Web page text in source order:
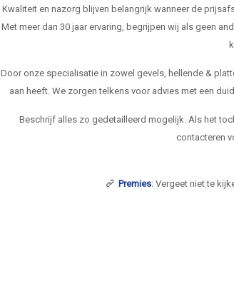
Kwaliteit en nazorg blijven belangrijk wanneer de
Met meer dan 30 jaar ervaring, begrijpen wij als geen
Door onze specialisatie in zowel gevels, hellende &
aan heeft. We zorgen telkens voor advies met een
Beschrijf alles zo gedetailleerd mogelijk. Als het
contacteren
Premies: Vergeet niet te